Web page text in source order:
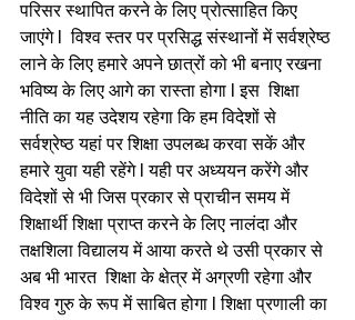
परिसर स्थापित करने के लिए प्रोत्साहित किए
जाएंगे l  विश्व स्तर पर प्रसिद्ध संस्थानों में सर्वश्रेष्ठ
लाने के लिए हमारे अपने छात्रों को भी बनाए रखना
भविष्य के लिए आगे का रास्ता होगा l इस  शिक्षा
नीति का यह उदेशय रहेगा कि हम विदेशों से
सर्वश्रेष्ठ यहां पर शिक्षा उपलब्ध करवा सकें और
हमारे युवा यही रहेंगे l यही पर अध्ययन करेंगे और
विदेशों से भी जिस प्रकार से प्राचीन समय में
शिक्षार्थी शिक्षा प्राप्त करने के लिए नालंदा और
तक्षशिला विद्यालय में आया करते थे उसी प्रकार से
अब भी भारत  शिक्षा के क्षेत्र में अग्रणी रहेगा और
विश्व गुरु के रूप में साबित होगा l शिक्षा प्रणाली का